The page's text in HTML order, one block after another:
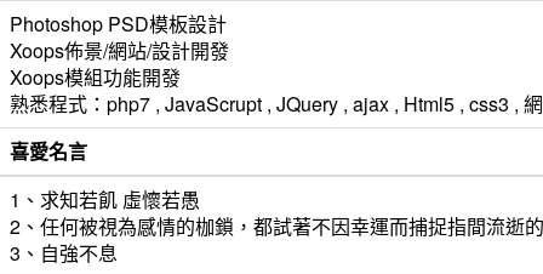
Photoshop PSD模板設計
Xoops佈景/網站/設計開發
Xoops模組功能開發
熟悉程式：php7 , JavaScrupt , JQuery , ajax , Html5 , css3 ,
喜愛名言
1、求知若飢 虛懷若愚
2、任何被視為感情的枷鎖，都試著不因幸運而捕捉指間流逝
3、自強不息